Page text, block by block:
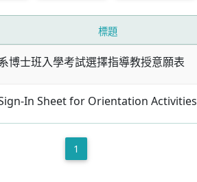
標題
博士班入學考試選擇指導教授意願表
In Sheet for Orientation Activities
1